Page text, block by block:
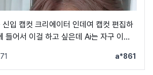
컷 크리에이터 인데여 캡컷 편집하
이걸 하고 싶은데 Ai는 자구 이상
ㅠ ㅂ ㅠ
a*861